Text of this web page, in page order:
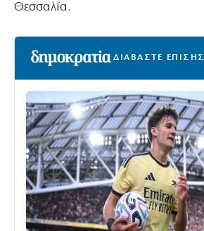
Θεσσαλία.
ΔΙΑΒΑΣΤΕ ΕΠΙΣΗΣ